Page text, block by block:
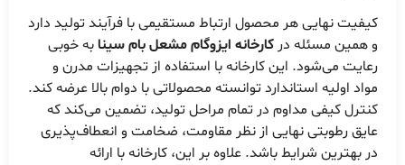
کیفیت نهایی هر محصول ارتباط مستقیمی با فرآیند تولید دارد
و همین مسئله در کارخانه ایزوگام مشعل بام سینابه خوبی
رعایت می‌شود. این کارخانه با استفاده از تجهیزات مدرن و
مواد اولیه استاندارد توانسته محصولاتی با دوام بالا عرضه کند.
کنترل کیفی مداوم در تمام مراحل تولید، تضمین می‌کند که
عایق رطوبتی نهایی از نظر مقاومت، ضخامت و انعطاف‌پذیری
در بهترین شرایط باشد. علاوه بر این، کارخانه با ارائه